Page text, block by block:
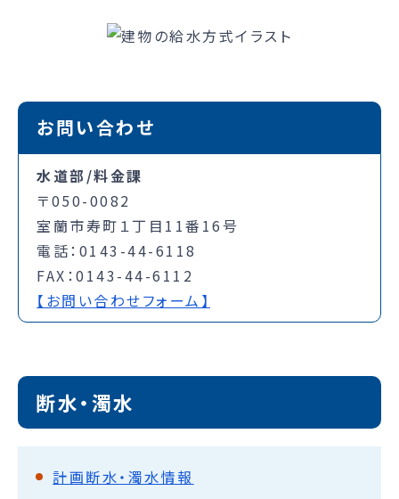
お問い合わせ
水道部/料金課
〒050-0082
室蘭市寿町１丁目11番16号
電話：0143-44-6118
FAX：0143-44-6112
【お問い合わせフォーム】
断水・濁水
計画断水・濁水情報